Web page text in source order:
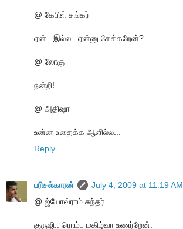
@ கேபிள் சங்கர்
ஏன்.. இல்ல.. ஏன்னு கேக்கறேன்?
@ லோகு
நன்றி!
@ அதிஷா
உன்ன உதைக்க ஆளில்ல...
Reply
பரிசல்காரன்
July 4, 2009 at 11:19 AM
@ ஜ்யோவ்ராம் சுந்தர்
குருஜி.. ரொம்ப மகிழ்வா உணர்றேன்.